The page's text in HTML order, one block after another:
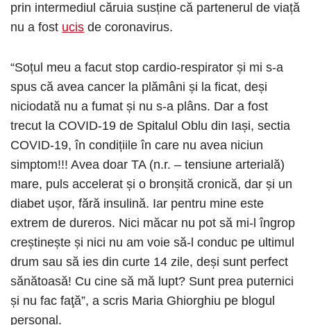
prin intermediul căruia susține că partenerul de viață
nu a fost ucis de coronavirus.
“Soțul meu a facut stop cardio-respirator și mi s-a
spus că avea cancer la plămâni și la ficat, deși
niciodată nu a fumat și nu s-a plâns. Dar a fost
trecut la COVID-19 de Spitalul Oblu din Iași, sectia
COVID-19, în condițiile în care nu avea niciun
simptom!!! Avea doar TA (n.r. – tensiune arterială)
mare, puls accelerat și o bronșită cronică, dar și un
diabet ușor, fără insulină. Iar pentru mine este
extrem de dureros. Nici măcar nu pot să mi-l îngrop
creștinește și nici nu am voie să-l conduc pe ultimul
drum sau să ies din curte 14 zile, deși sunt perfect
sănătoasă! Cu cine să mă lupt? Sunt prea puternici
și nu fac faţă”, a scris Maria Ghiorghiu pe blogul
personal.